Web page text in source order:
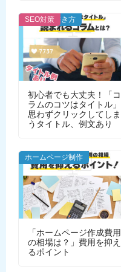
コラムの書き方
SEO対策
初心者でも大丈夫！「コ
ラムのコツはタイトル」
思わずクリックしてしま
うタイトル、例文あり
ホームページ制作
「ホームページ作成費用
の相場は？」費用を抑え
るポイント